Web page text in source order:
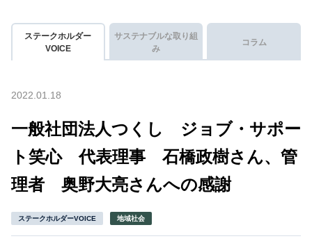
ステークホルダー
VOICE
サステナブルな取り組
み
コラム
2022.01.18
一般社団法人つくし ジョブ・サポー
ト笑心 代表理事 石橋政樹さん、管
理者 奥野大亮さんへの感謝
ステークホルダーVOICE 地域社会